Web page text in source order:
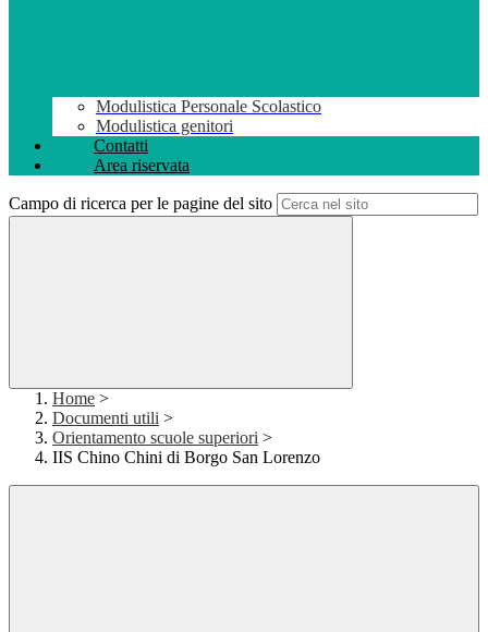
Modulistica Personale Scolastico
Modulistica genitori
Contatti
Area riservata
Campo di ricerca per le pagine del sito
Home >
Documenti utili >
Orientamento scuole superiori >
IIS Chino Chini di Borgo San Lorenzo